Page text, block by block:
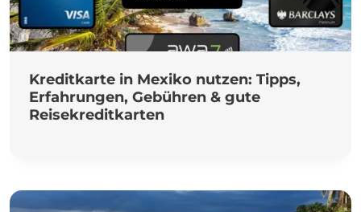
Kreditkarte in Mexiko nutzen: Tipps,
Erfahrungen, Gebühren & gute
Reisekreditkarten